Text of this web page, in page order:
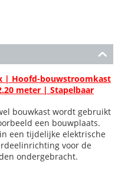
| Hoofd-bouwstroomkast
meter | Stapelbaar
bouwkast wordt gebruikt
een bouwplaats.
een tijdelijke elektrische
voor de
ondergebracht.